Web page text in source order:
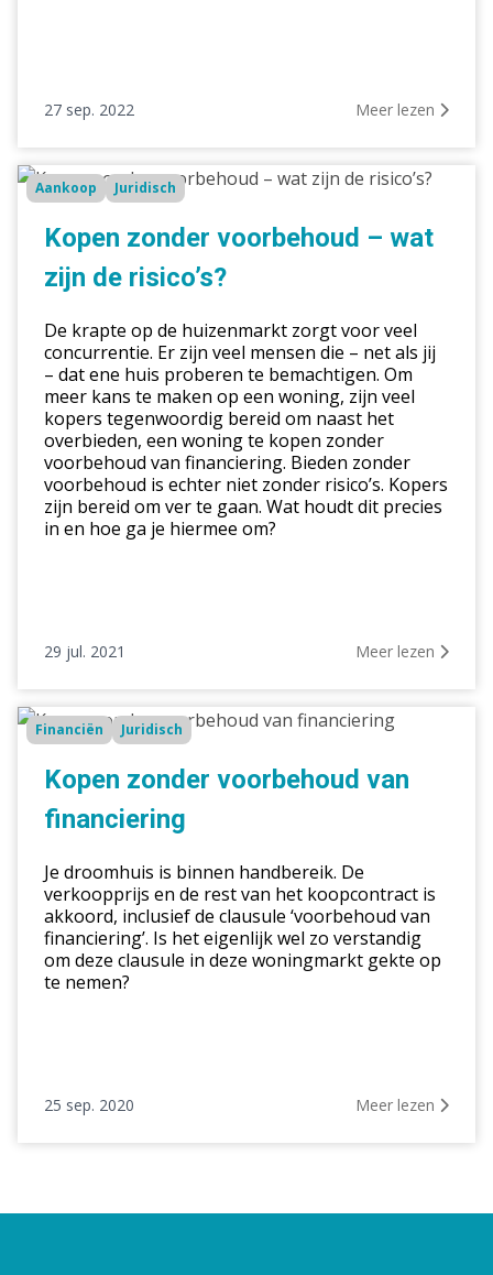
27 sep. 2022 Meer lezen
Kopen
zonder
voorbehoud
wat
risico’s?
Aankoop Juridisch
Kopen zonder voorbehoud – wat
zijn de risico’s?
De krapte op de huizenmarkt zorgt voor veel
concurrentie. Er zijn veel mensen die – net als jij
– dat ene huis proberen te bemachtigen. Om
meer kans te maken op een woning, zijn veel
kopers tegenwoordig bereid om naast het
overbieden, een woning te kopen zonder
voorbehoud van financiering. Bieden zonder
voorbehoud is echter niet zonder risico’s. Kopers
zijn bereid om ver te gaan. Wat houdt dit precies
in en hoe ga je hiermee om?
29 jul. 2021 Meer lezen
Kopen
zonder
voorbehoud
financiering
Financiën Juridisch
Kopen zonder voorbehoud van
financiering
Je droomhuis is binnen handbereik. De
verkoopprijs en de rest van het koopcontract is
akkoord, inclusief de clausule ‘voorbehoud van
financiering’. Is het eigenlijk wel zo verstandig
om deze clausule in deze woningmarkt gekte op
te nemen?
25 sep. 2020 Meer lezen